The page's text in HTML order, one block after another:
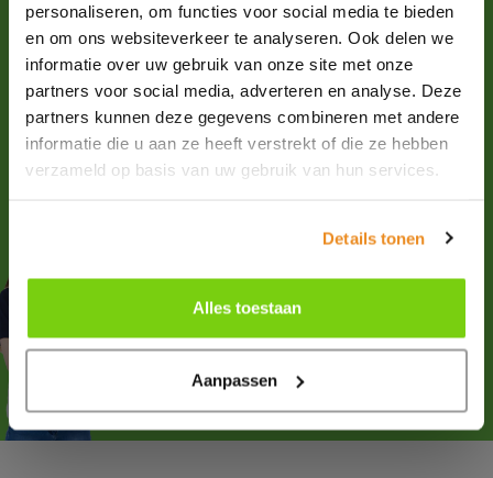
personaliseren, om functies voor social media te bieden
en om ons websiteverkeer te analyseren. Ook delen we
informatie over uw gebruik van onze site met onze
partners voor social media, adverteren en analyse. Deze
partners kunnen deze gegevens combineren met andere
informatie die u aan ze heeft verstrekt of die ze hebben
verzameld op basis van uw gebruik van hun services.
Details tonen
Alles toestaan
Aanpassen
Contact
Please
us for more information about our products
and all possibilities.
+31 (0)227-504900
Follow us
Advice or questions?
Do you have questions?
Contactour experts!
Ma. until fr. 8.30 am to 5 pm